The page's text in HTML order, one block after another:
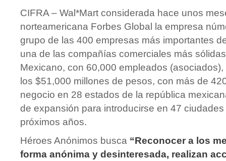
CIFRA – Wal*Mart considerada hace unos
norteamericana Forbes Global la empresa
grupo de las 400 empresas más importantes
una de las compañías comerciales más
Mexicano, con 60,000 empleados
los $51,000 millones de pesos, con más de
negocio en 28 estados de la república
de expansión para introducirse en 47
próximos años.
Héroes Anónimos busca “Reconocer a los
forma anónima y desinteresada, realizan